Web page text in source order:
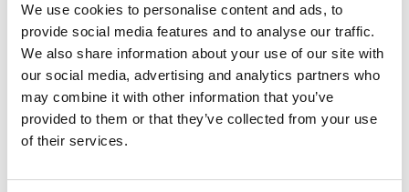
We use cookies to personalise content and ads, to
provide social media features and to analyse our traffic.
We also share information about your use of our site with
our social media, advertising and analytics partners who
may combine it with other information that you’ve
provided to them or that they’ve collected from your use
of their services.
Anders Gjennestad